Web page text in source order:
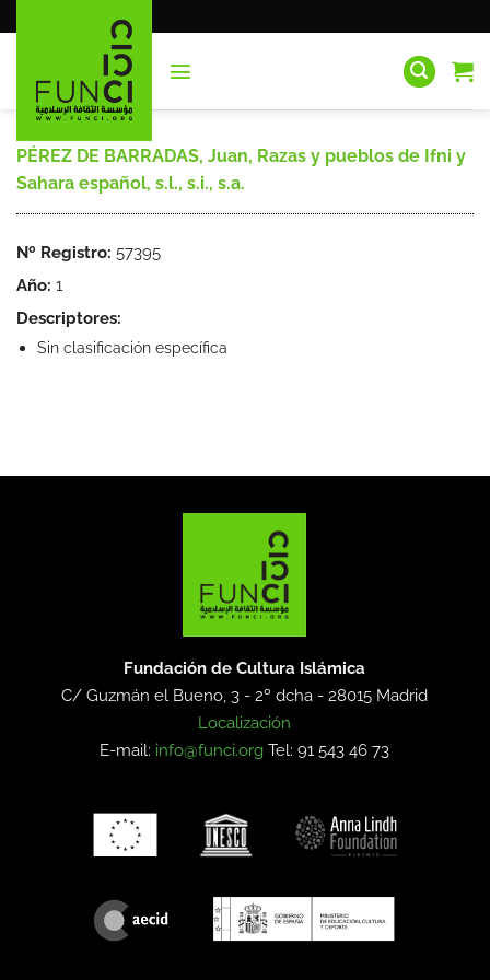
al
PÉREZ DE BARRADAS, Juan, Razas y pueblos de Ifni y
Sahara español, s.l., s.i., s.a.
Nº Registro: 57395
Año: 1
Descriptores:
Sin clasificación específica
Fundación de Cultura Islámica
C/ Guzmán el Bueno, 3 - 2º dcha -28015 Madrid
Localización
E-mail: info@funci.org Tel: 91 543 46 73